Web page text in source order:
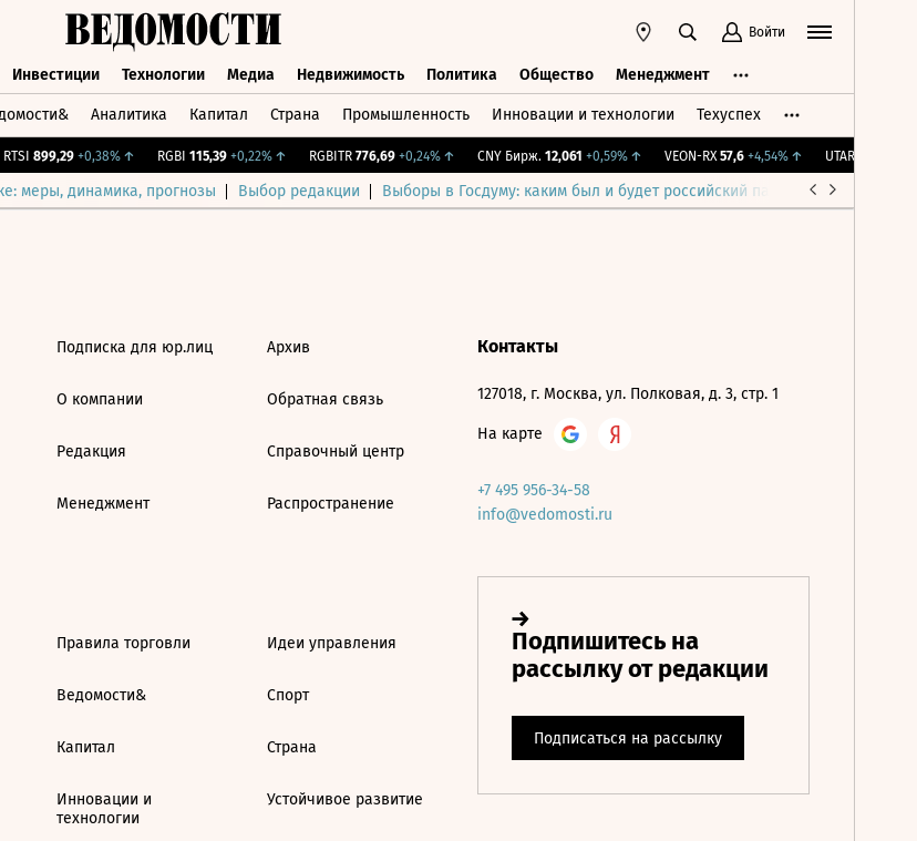
Войти
Инвестиции Технологии Медиа Недвижимость Политика Общество Менеджмент
Аналитика Капитал Страна Промышленность Инновации и технологии Техуспех
RTSI 899,29 +0,38%↑ RGBI 115,39 +0,22%↑ RGBITR 776,69 +0,24%↑ CNY Бирж. 12,061 +0,59%↑ VEON-RX 57,6 +4,54%↑ UTAR 9,46
меры, динамика, прогнозы Выбор редакции Выборы в Госдуму: каким был и будет российский парламент
Подписка для юр.лиц
О компании
Редакция
Менеджмент
Архив
Обратная связь
Справочный центр
Распространение
Правила торговли
Ведомости&
Капитал
Инновации и
технологии
Идеи управления
Спорт
Страна
Устойчивое развитие
Контакты
127018, г. Москва, ул. Полковая, д. 3, стр. 1
На карте
+7 495 956-34-58
info@vedomosti.ru